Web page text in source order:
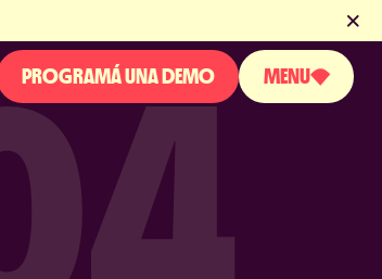
PROGRAMÁ UNA DEMO MENU
SOBRE NOSOTROS
PRODUCTO
BLOG